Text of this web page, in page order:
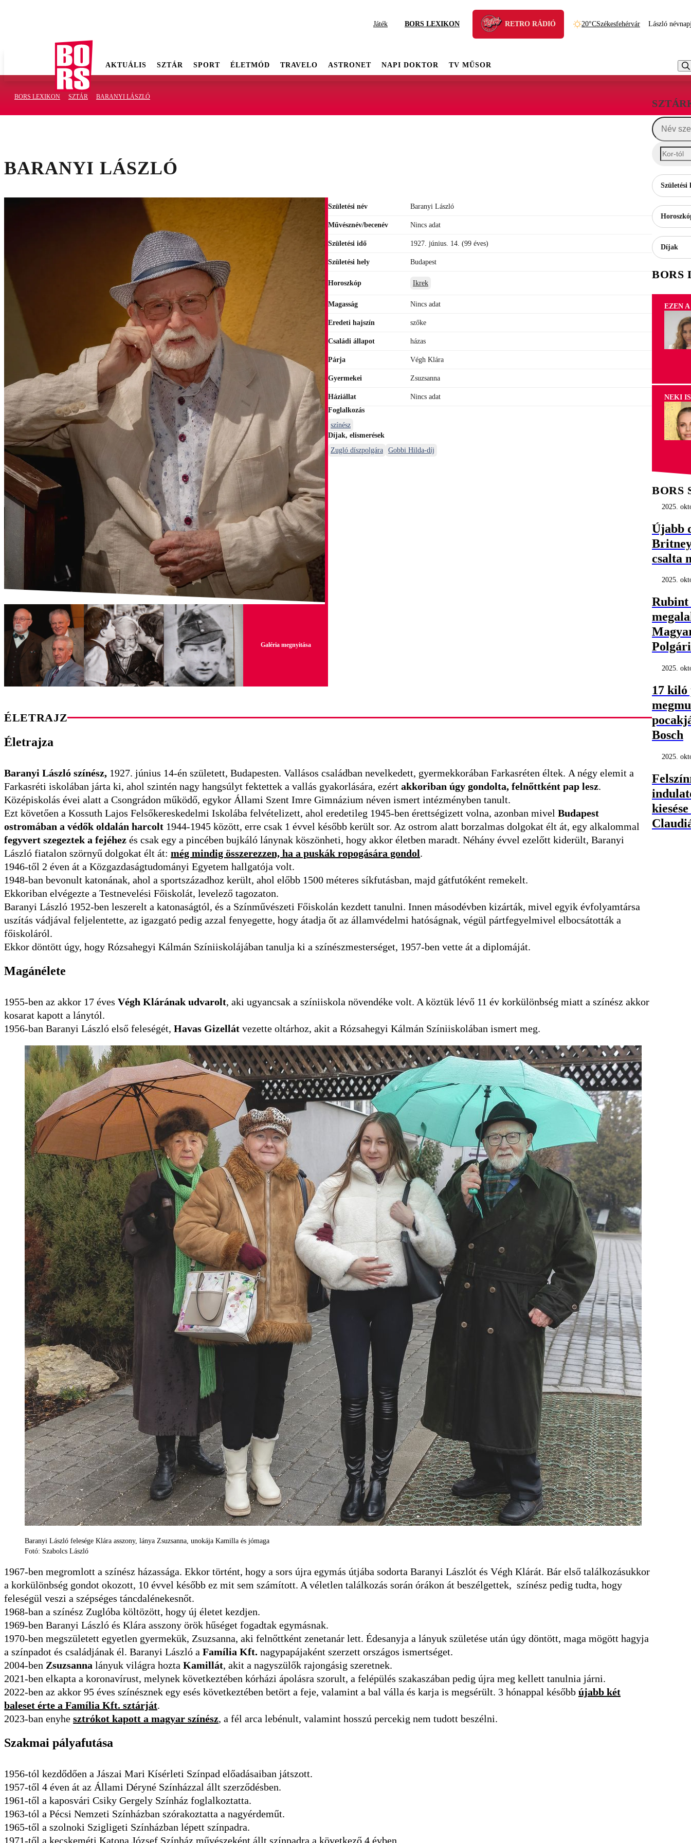
Játék BORS LEXIKON RETRO RÁDIÓ 20°CSzékesfehérvár László
AKTUÁLIS SZTÁR SPORT ÉLETMÓD TRAVELO ASTRONET NAPI DOKTOR TV MŰSOR
BORS LEXIKON SZTÁR BARANYI LÁSZLÓ
BARANYI LÁSZLÓ
Galéria megnyitása
Születési név Baranyi László
Művésznév/becenév Nincs adat
Születési idő 1927. június. 14. (99 éves)
Születési hely Budapest
Horoszkóp Ikrek
Magasság Nincs adat
Eredeti hajszín szőke
Családi állapot házas
Párja Végh Klára
Gyermekei Zsuzsanna
Háziállat
Nincs adat
Foglalkozás
színész
Díjak, elismerések
Zugló díszpolgára
Gobbi Hilda-díj
ÉLETRAJZ
Életrajza
Baranyi László színész, 1927. június 14-én született, Budapesten. Vallásos családban nevelkedett, gyermekkorában Farkasréten éltek. A négy elemit a
Farkasréti iskolában járta ki, ahol szintén nagy hangsúlyt fektettek a vallás gyakorlására, ezért akkoriban úgy gondolta, felnőttként pap lesz.
Középiskolás évei alatt a Csongrádon működő, egykor Állami Szent Imre Gimnázium néven ismert intézményben tanult.
Ezt követően a Kossuth Lajos Felsőkereskedelmi Iskolába felvételizett, ahol eredetileg 1945-ben érettségizett volna, azonban mivel Budapest
ostromában a védők oldalán harcolt 1944-1945 között, erre csak 1 évvel később került sor. Az ostrom alatt borzalmas dolgokat élt át, egy alkalommal
fegyvert szegeztek a fejéhez és csak egy a pincében bujkáló lánynak köszönheti, hogy akkor életben maradt. Néhány évvel ezelőtt kiderült, Baranyi
László fiatalon szörnyű dolgokat élt át: még mindig összerezzen, ha a puskák ropogására gondol.
1946-től 2 éven át a Közgazdaságtudományi Egyetem hallgatója volt.
1948-ban bevonult katonának, ahol a sportszázadhoz került, ahol előbb 1500 méteres síkfutásban, majd gátfutóként remekelt.
Ekkoriban elvégezte a Testnevelési Főiskolát, levelező tagozaton.
Baranyi László 1952-ben leszerelt a katonaságtól, és a Színművészeti Főiskolán kezdett tanulni. Innen másodévben kizárták, mivel egyik évfolyamtársa
uszítás vádjával feljelentette, az igazgató pedig azzal fenyegette, hogy átadja őt az államvédelmi hatóságnak, végül pártfegyelmivel elbocsátották a
főiskoláról.
Ekkor döntött úgy, hogy Rózsahegyi Kálmán Színiiskolájában tanulja ki a színészmesterséget, 1957-ben vette át a diplomáját.
Magánélete
1955-ben az akkor 17 éves Végh Klárának udvarolt, aki ugyancsak a színiiskola növendéke volt. A köztük lévő 11 év korkülönbség miatt a színész akkor
kosarat kapott a lánytól.
1956-ban Baranyi László első feleségét, Havas Gizellát vezette oltárhoz, akit a Rózsahegyi Kálmán Színiiskolában ismert meg.
Baranyi László felesége Klára asszony, lánya Zsuzsanna, unokája Kamilla és jómaga
Fotó: Szabolcs László
1967-ben megromlott a színész házassága. Ekkor történt, hogy a sors újra egymás útjába sodorta Baranyi Lászlót és Végh Klárát. Bár első találkozásukkor
a korkülönbség gondot okozott, 10 évvel később ez mit sem számított. A véletlen találkozás során órákon át beszélgettek, színész pedig tudta, hogy
feleségül veszi a szépséges táncdalénekesnőt.
1968-ban a színész Zuglóba költözött, hogy új életet kezdjen.
1969-ben Baranyi László és Klára asszony örök hűséget fogadtak egymásnak.
1970-ben megszületett egyetlen gyermekük, Zsuzsanna, aki felnőttként zenetanár lett. Édesanyja a lányuk születése után úgy döntött, maga mögött hagyja
a színpadot és családjának él. Baranyi László a Família Kft. nagypapájaként szerzett országos ismertséget.
2004-ben Zsuzsanna lányuk világra hozta Kamillát, akit a nagyszülők rajongásig szeretnek.
2021-ben elkapta a koronavírust, melynek következtében kórházi ápolásra szorult, a felépülés szakaszában pedig újra meg kellett tanulnia járni.
2022-ben az akkor 95 éves színésznek egy esés következtében betört a feje, valamint a bal válla és karja is megsérült. 3 hónappal később újabb két
baleset érte a Família Kft. sztárját.
2023-ban enyhe sztrókot kapott a magyar színész, a fél arca lebénult, valamint hosszú percekig nem tudott beszélni.
Szakmai pályafutása
1956-tól kezdődően a Jászai Mari Kísérleti Színpad előadásaiban játszott.
1957-től 4 éven át az Állami Déryné Színházzal állt szerződésben.
1961-től a kaposvári Csiky Gergely Színház foglalkoztatta.
1963-tól a Pécsi Nemzeti Színházban szórakoztatta a nagyérdeműt.
1965-től a szolnoki Szigligeti Színházban lépett színpadra.
1971-től a kecskeméti Katona József Színház művészeként állt színpadra a következő 4 évben.
Születési
Díjak
BORS
EZEN
NEKI
BORS
2025.
Újabb
csalta
2025.
Rubint
2025.
17 kiló
Bosch
2025.